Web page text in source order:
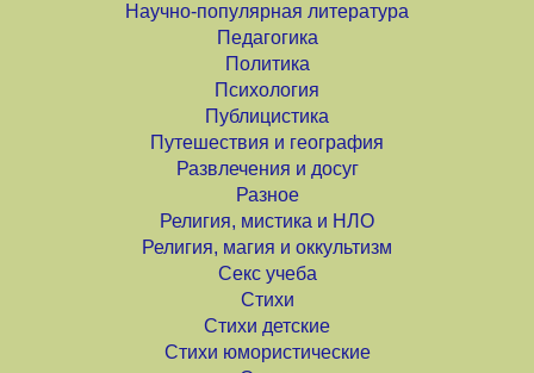
Научно-популярная литература
Педагогика
Политика
Психология
Публицистика
Путешествия и география
Развлечения и досуг
Разное
Религия, мистика и НЛО
Религия, магия и оккультизм
Секс учеба
Стихи
Стихи детские
Стихи юмористические